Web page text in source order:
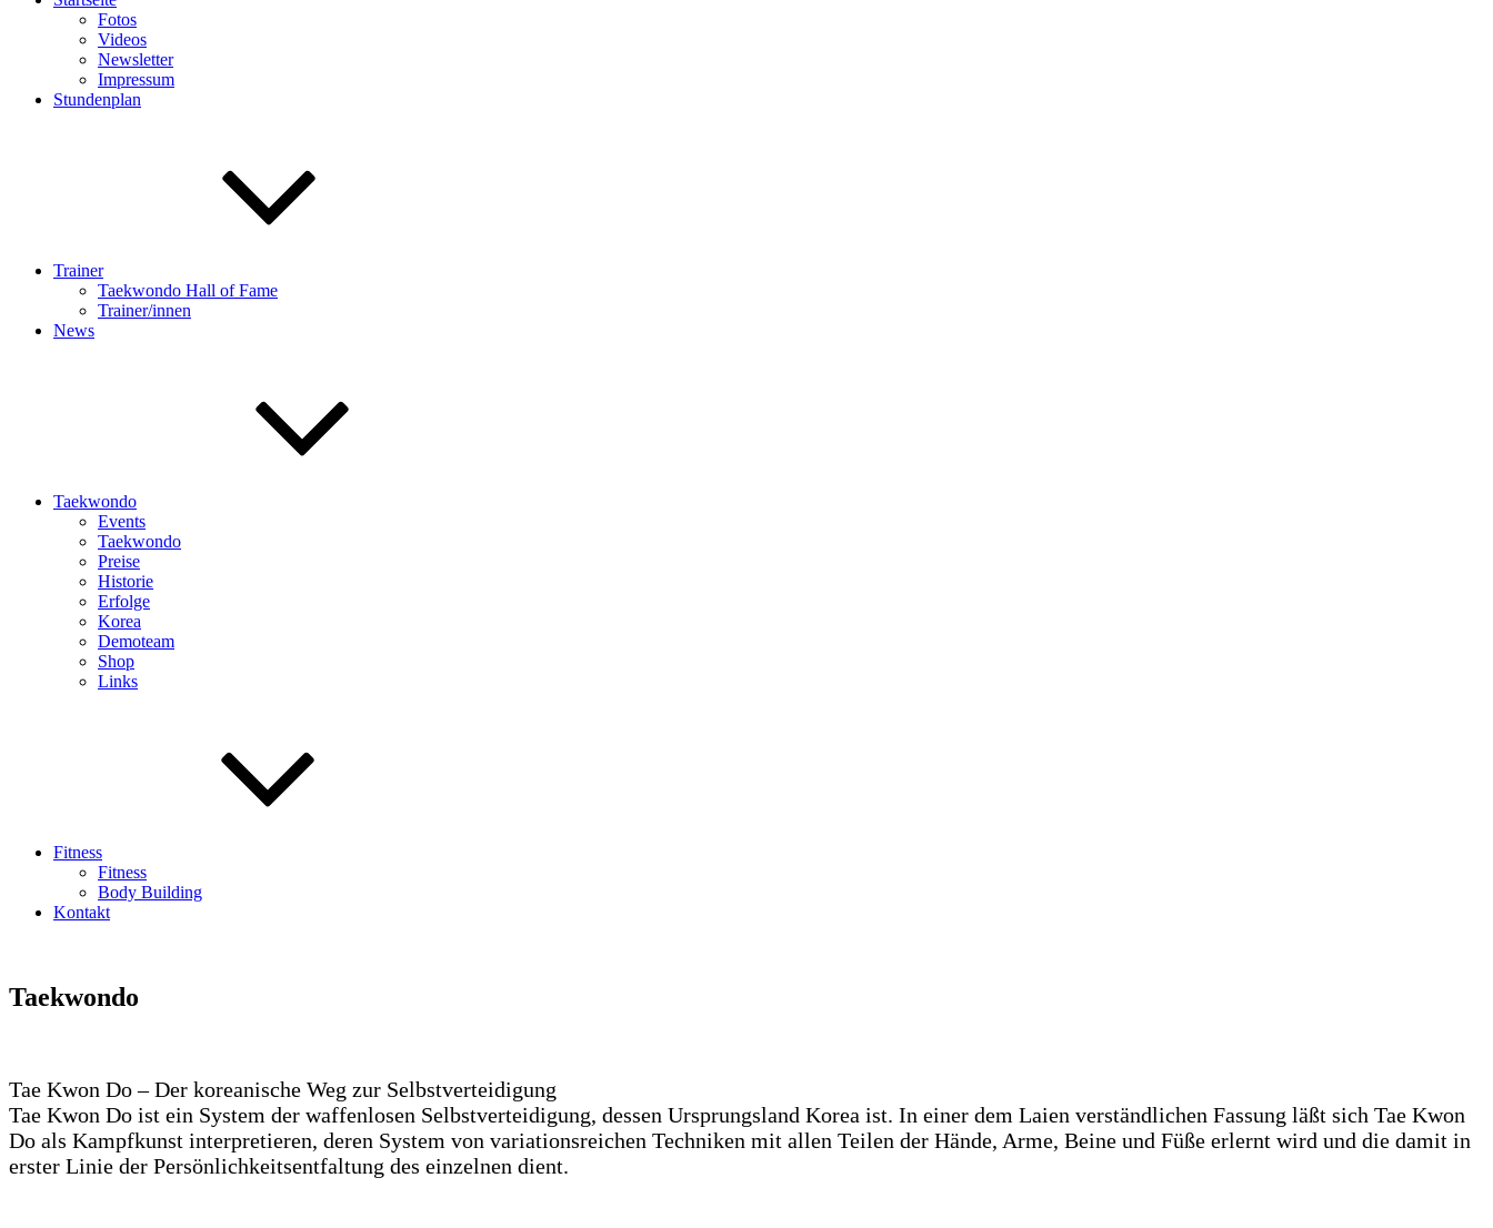
Fotos
Videos
Newsletter
Impressum
Stundenplan
Trainer
Taekwondo Hall of Fame
Trainer/innen
News
Taekwondo
Events
Taekwondo
Preise
Historie
Erfolge
Korea
Demoteam
Shop
Links
Fitness
Fitness
Body Building
Kontakt
Taekwondo
Tae Kwon Do – Der koreanische Weg zur Selbstverteidigung
Tae Kwon Do ist ein System der waffenlosen Selbstverteidigung, dessen Ursprungsland Korea ist. In einer dem Laien verständlichen Fassung läßt sich Tae Kwon
Do als Kampfkunst interpretieren, deren System von variationsreichen Techniken mit allen Teilen der Hände, Arme, Beine und Füße erlernt wird und die damit in
erster Linie der Persönlichkeitsentfaltung des einzelnen dient.